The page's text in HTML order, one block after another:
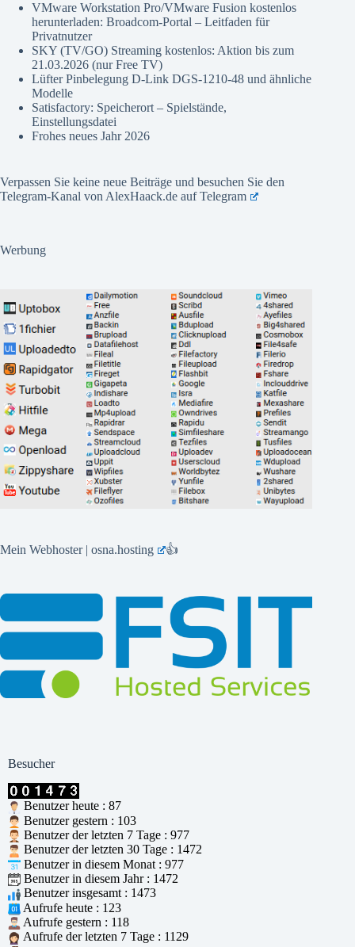
VMware Workstation Pro/VMware Fusion kostenlos
herunterladen: Broadcom-Portal – Leitfaden für
Privatnutzer
SKY (TV/GO) Streaming kostenlos: Aktion bis zum
21.03.2026 (nur Free TV)
Lüfter Pinbelegung D-Link DGS-1210-48 und ähnliche
Modelle
Satisfactory: Speicherort – Spielstände,
Einstellungsdatei
Frohes neues Jahr 2026
Verpassen Sie keine neue Beiträge und besuchen Sie den
Telegram-Kanal von AlexHaack.de aufTelegram
Werbung
Mein Webhoster | osna.hosting 👍
Besucher
Benutzer heute : 87
Benutzer gestern : 103
Benutzer der letzten 7 Tage : 977
Benutzer der letzten 30 Tage : 1472
Benutzer in diesem Monat : 977
Benutzer in diesem Jahr : 1472
Benutzer insgesamt : 1473
Aufrufe heute : 123
Aufrufe gestern : 118
Aufrufe der letzten 7 Tage : 1129